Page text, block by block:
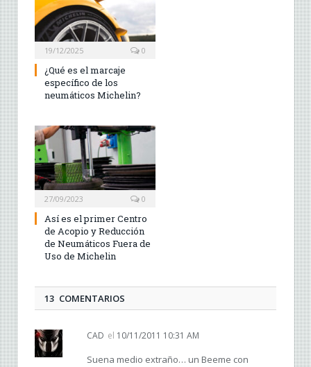
19/12/2025 0
¿Qué es el marcaje
específico de los
neumáticos Michelin?
27/09/2023 0
Así es el primer Centro
de Acopio y Reducción
de Neumáticos Fuera de
Uso de Michelin
13 COMENTARIOS
CAD el 10/11/2011 10:31 AM
Suena medio extraño… un Beeme con